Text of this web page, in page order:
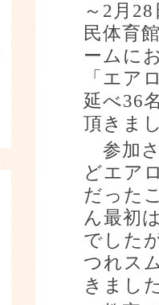
～ 2 月 28
民体育
ームに
「エア
延べ36
頂きま
参加
どエア
だった
ん最初
でした
つれス
きまし